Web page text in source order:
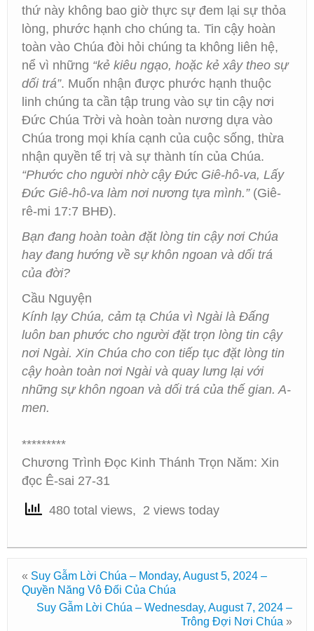
thứ này không bao giờ thực sự đem lại sự thỏa
lòng, phước hạnh cho chúng ta. Tin cậy hoàn
toàn vào Chúa đòi hỏi chúng ta không liên hệ,
nể vì những “kẻ kiêu ngạo, hoặc kẻ xây theo sự
dối trá”. Muốn nhận được phước hạnh thuộc
linh chúng ta cần tập trung vào sự tin cậy nơi
Đức Chúa Trời và hoàn toàn nương dựa vào
Chúa trong mọi khía cạnh của cuộc sống, thừa
nhận quyền tể trị và sự thành tín của Chúa.
“Phước cho người nhờ cậy Đức Giê-hô-va, Lấy
Đức Giê-hô-va làm nơi nương tựa mình.”(Giê-
rê-mi 17:7 BHĐ).
Bạn đang hoàn toàn đặt lòng tin cậy nơi Chúa
hay đang hướng về sự khôn ngoan và dối trá
của đời?
Cầu Nguyện
Kính lạy Chúa, cảm tạ Chúa vì Ngài là Đấng
luôn ban phước cho người đặt trọn lòng tin cậy
nơi Ngài. Xin Chúa cho con tiếp tục đặt lòng tin
cậy hoàn toàn nơi Ngài và quay lưng lại với
những sự khôn ngoan và dối trá của thế gian. A-
men.
*********
Chương Trình Đọc Kinh Thánh Trọn Năm: Xin
đọc Ê-sai 27-31
480 total views, 2 views today
« Suy Gẫm Lời Chúa – Monday, August 5, 2024 –
Quyền Năng Vô Đối Của Chúa
Suy Gẫm Lời Chúa – Wednesday, August 7, 2024 –
Trông Đợi Nơi Chúa »